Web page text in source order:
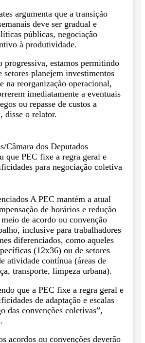
argumenta que a transição
deve ser gradual e
públicas, negociação
à produtividade.
progressiva, estamos permitindo
setores planejem investimentos
na reorganização operacional,
imediatamente a eventuais
ou repasse de custos a
disse o relator.
Câmara dos Deputados
que PEC fixe a regra geral e
para negociação coletiva
A PEC mantém a atual
de horários e redução
de acordo ou convenção
inclusive para trabalhadores
diferenciados, como aqueles
(12x36) ou de setores
atividade contínua (áreas de
transporte, limpeza urbana).
que a PEC fixe a regra geral e
de adaptação e escalas
das convenções coletivas”,
acordos ou convenções deverão